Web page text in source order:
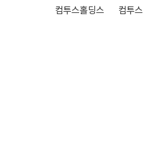
컴투스홀딩스 컴투스